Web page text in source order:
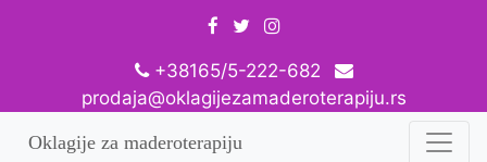
+38165/5-222-682
prodaja@oklagijezamaderoterapiju.rs
Oklagije za maderoterapiju